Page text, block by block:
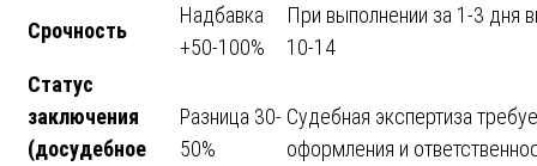
Срочность
Надбавка
+50-100%
При выполнении за 1-3 дня
10-14
Статус
заключения
(досудебное
Разница 30-
50%
Судебная экспертиза
оформления и